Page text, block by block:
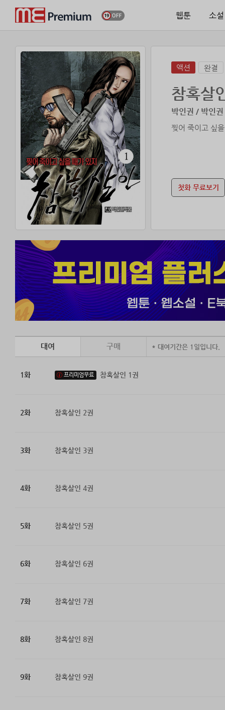
웹툰 소설
액션 완결
참혹살
박인권 / 박인권
첫화 무료보기
대여 구매 * 대여기간은 1일입니다.
1화 프리미엄무료 참혹살인 1권
2화 참혹살인 2권
3화 참혹살인 3권
4화 참혹살인 4권
5화 참혹살인 5권
6화 참혹살인 6권
7화 참혹살인 7권
8화 참혹살인 8권
9화 참혹살인 9권